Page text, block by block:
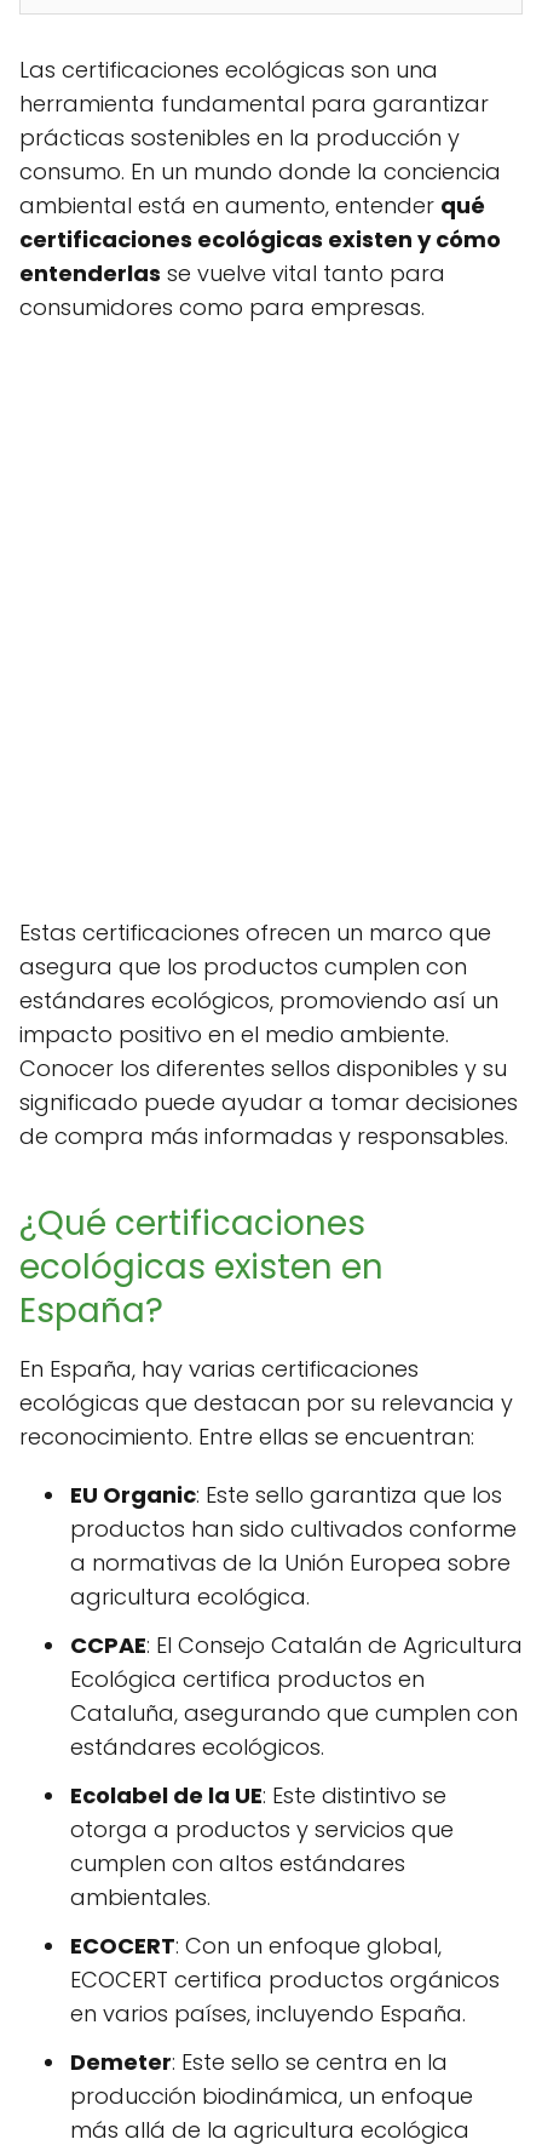
Las certificaciones ecológicas son una
herramienta fundamental para garantizar
prácticas sostenibles en la producción y
consumo. En un mundo donde la conciencia
ambiental está en aumento, entender qué
certificaciones ecológicas existen y cómo
entenderlas se vuelve vital tanto para
consumidores como para empresas.
Estas certificaciones ofrecen un marco que
asegura que los productos cumplen con
estándares ecológicos, promoviendo así un
impacto positivo en el medio ambiente.
Conocer los diferentes sellos disponibles y su
significado puede ayudar a tomar decisiones
de compra más informadas y responsables.
¿Qué certificaciones
ecológicas existen en
España?
En España, hay varias certificaciones
ecológicas que destacan por su relevancia y
reconocimiento. Entre ellas se encuentran:
EU Organic: Este sello garantiza que los
productos han sido cultivados conforme
a normativas de la Unión Europea sobre
agricultura ecológica.
CCPAE: El Consejo Catalán de Agricultura
Ecológica certifica productos en
Cataluña, asegurando que cumplen con
estándares ecológicos.
Ecolabel de la UE: Este distintivo se
otorga a productos y servicios que
cumplen con altos estándares
ambientales.
ECOCERT: Con un enfoque global,
ECOCERT certifica productos orgánicos
en varios países, incluyendo España.
Demeter: Este sello se centra en la
producción biodinámica, un enfoque
más allá de la agricultura ecológica